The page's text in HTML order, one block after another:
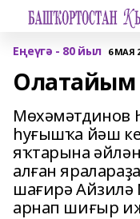
Еңеүгә - 80 йыл 6 МАЯ
Олатайым
Мөхәмәтдинов
һуғышҡа йәш
яҡтарына
алған
шағирә Айзилә
арнап шиғыр